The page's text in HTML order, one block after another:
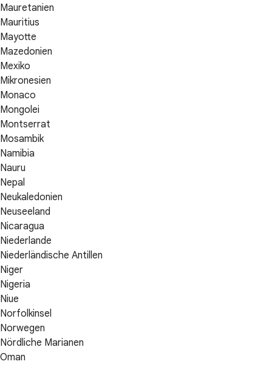
Mauretanien
Mauritius
Mayotte
Mazedonien
Mexiko
Mikronesien
Monaco
Mongolei
Montserrat
Mosambik
Namibia
Nauru
Nepal
Neukaledonien
Neuseeland
Nicaragua
Niederlande
Niederländische Antillen
Niger
Nigeria
Niue
Norfolkinsel
Norwegen
Nördliche Marianen
Oman